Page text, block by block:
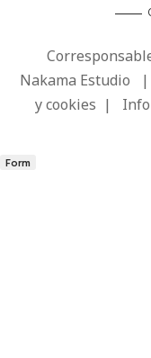
Nakama Estudio |
y cookies |
Form